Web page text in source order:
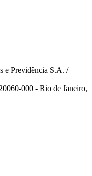
e Previdência S.A. /
000 - Rio de Janeiro,